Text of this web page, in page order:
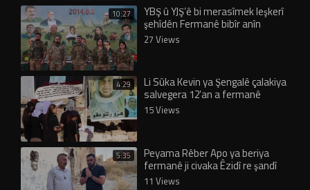
10:27 YBŞ û YJŞ’ê bi merasîmek leşkerî
şehîdên Fermanê bibîr anîn
27 Views
4:29 Li Sûka Kevin ya Şengalê çalakiya
salvegera 12’an a fermanê
didome
15 Views
5:35 Peyama Rêber Apo ya beriya
fermanê ji civaka Êzidî re şandî
eşkere bû!
11 Views